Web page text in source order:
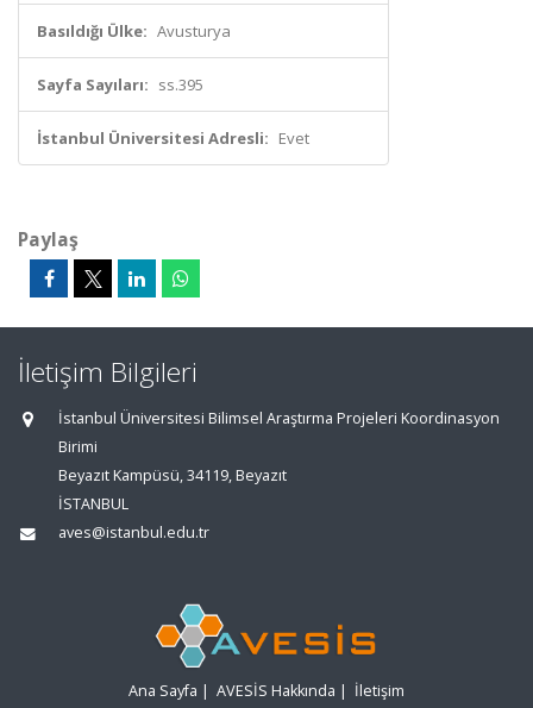
Basıldığı Ülke: Avusturya
Sayfa Sayıları: ss.395
İstanbul Üniversitesi Adresli: Evet
Paylaş
İletişim Bilgileri
İstanbul Üniversitesi Bilimsel Araştırma Projeleri Koordinasyon
Birimi
Beyazıt Kampüsü, 34119, Beyazıt
İSTANBUL
aves@istanbul.edu.tr
Ana Sayfa | AVESİS Hakkında | İletişim